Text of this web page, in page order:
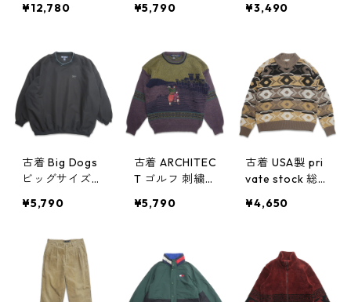
ーバーパーカー
記：WOMEN'S
S gd403984n
w41118
¥12,780
トンニットセー
表記：XL gd4
03970n w41117
¥5,790
ンシャツ 長袖
ク 表記：L gd
403955n w4111
5
¥3,490
古着 Big Dogs
ビッグサイズ
ャケット ブラ
gd403941n
w41113
¥5,790
古着 ARCHITEC
T ゴルフ 刺繍
セーター 表
¥5,790
古着 USA製 pri
vate stock 総
アクリルニット
gd403935n
w41112
¥4,650